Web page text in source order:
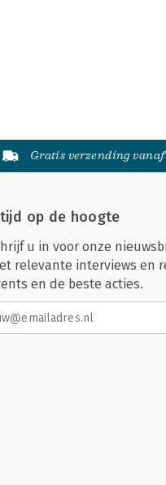
Gratis verzending
op de hoogte
u in voor onze
relevante interviews en
en de beste acties.